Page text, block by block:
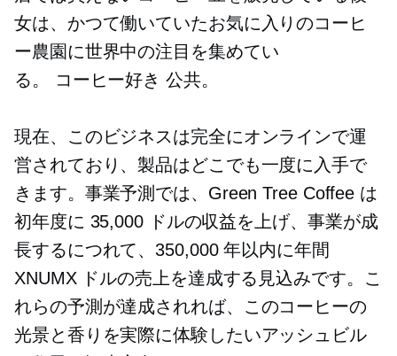
女は、かつて働いていたお気に入りのコーヒ
ー農園に世界中の注目を集めてい
る。
コーヒー好き 公共。
現在、このビジネスは完全にオンラインで運
営されており、製品はどこでも一度に入手で
きます。事業予測では、Green Tree Coffee は
初年度に 35,000 ドルの収益を上げ、事業が成
長するにつれて、350,000 年以内に年間
XNUMX ドルの売上を達成する見込みです。こ
れらの予測が達成されれば、このコーヒーの
光景と香りを実際に体験したいアッシュビル